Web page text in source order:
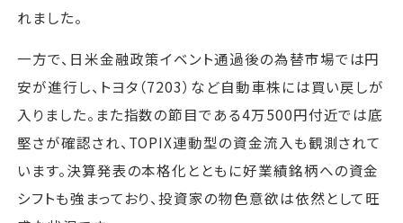
れました。
一方で、日米金融政策イベント通過後の為替市場では円
安が進行し、トヨタ（7203）など自動車株には買い戻しが
入りました。また指数の節目である4万500円付近では底
堅さが確認され、TOPIX連動型の資金流入も観測されて
います。決算発表の本格化とともに好業績銘柄への資金
シフトも強まっており、投資家の物色意欲は依然として旺